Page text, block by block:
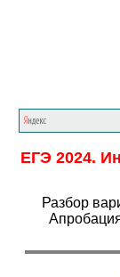
ЕГЭ 2024.
Разбор